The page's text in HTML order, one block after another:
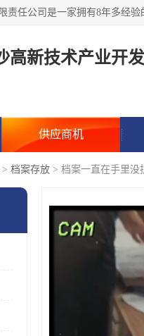
供应商机
> 档案存放 > 档案一直在手里没